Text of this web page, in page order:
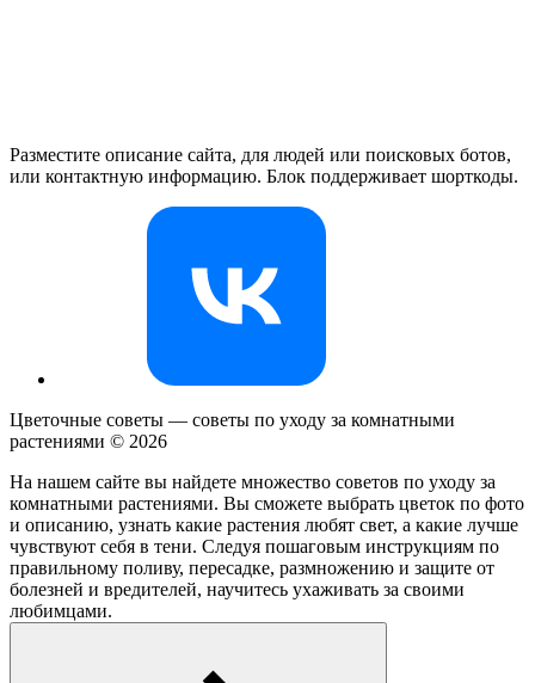
Разместите описание сайта, для людей или поисковых ботов,
или контактную информацию. Блок поддерживает шорткоды.
Цветочные советы — советы по уходу за комнатными
растениями © 2026
На нашем сайте вы найдете множество советов по уходу за
комнатными растениями. Вы сможете выбрать цветок по фото
и описанию, узнать какие растения любят свет, а какие лучше
чувствуют себя в тени. Следуя пошаговым инструкциям по
правильному поливу, пересадке, размножению и защите от
болезней и вредителей, научитесь ухаживать за своими
любимцами.